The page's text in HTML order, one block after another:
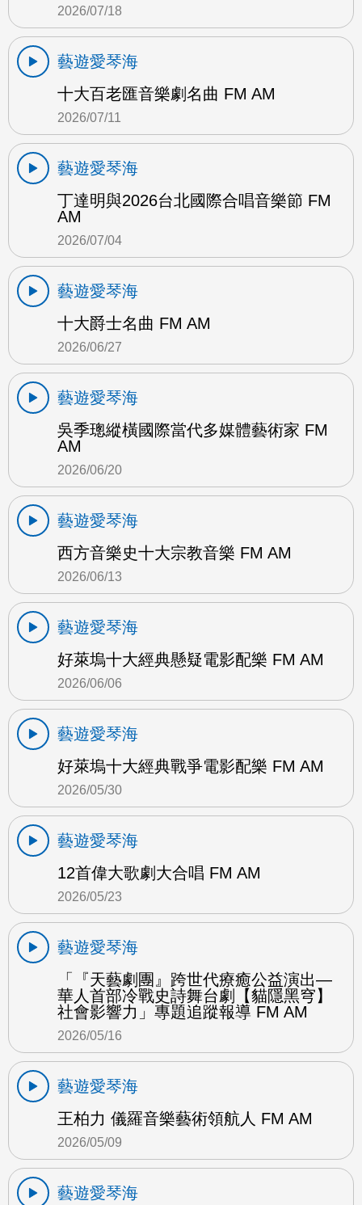
2026/07/18
藝遊愛琴海
十大百老匯音樂劇名曲 FM AM
2026/07/11
藝遊愛琴海
丁達明與2026台北國際合唱音樂節 FM
AM
2026/07/04
藝遊愛琴海
十大爵士名曲 FM AM
2026/06/27
藝遊愛琴海
吳季璁縱橫國際當代多媒體藝術家 FM
AM
2026/06/20
藝遊愛琴海
西方音樂史十大宗教音樂 FM AM
2026/06/13
藝遊愛琴海
好萊塢十大經典懸疑電影配樂 FM AM
2026/06/06
藝遊愛琴海
好萊塢十大經典戰爭電影配樂 FM AM
2026/05/30
藝遊愛琴海
12首偉大歌劇大合唱 FM AM
2026/05/23
藝遊愛琴海
「『天藝劇團』跨世代療癒公益演出—
華人首部冷戰史詩舞台劇【貓隱黑穹】
社會影響力」專題追蹤報導 FM AM
2026/05/16
藝遊愛琴海
王柏力 儀羅音樂藝術領航人 FM AM
2026/05/09
藝遊愛琴海